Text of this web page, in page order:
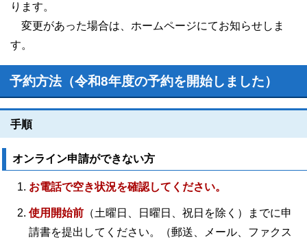
ります。
変更があった場合は、ホームページにてお知らせしま
す。
予約方法（令和8年度の予約を開始しました）
手順
オンライン申請ができない方
お電話で空き状況を確認してください。
使用開始前 （土曜日、日曜日、祝日を除く）までに申
請書を提出してください。（郵送、メール、ファクス